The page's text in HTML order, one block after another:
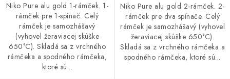
Niko Pure alu gold 1-rámček. 1-
rámček pre 1-spínač. Celý
rámček je samozhášavý
(vyhovel žeraviacej skúške
650°C). Skladá sa z vrchného
rámčeka a spodného rámčeka,
ktoré sú...
Niko Pure alu gold 2-rámček. 2-
rámček pre dva spínače. Celý
rámček je samozhášavý (vyhovel
žeraviacej skúške 650°C).
Skladá sa z vrchného rámčeka a
spodného rámčeka, ktoré sú...